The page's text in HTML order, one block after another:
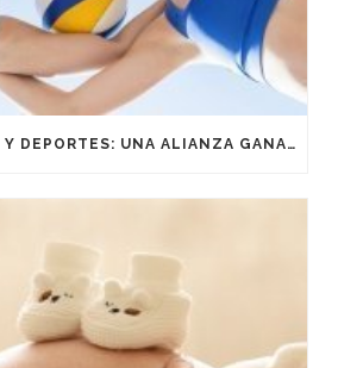
SONRISAS SANAS Y DEPORTES: UNA ALIANZA GANADORA